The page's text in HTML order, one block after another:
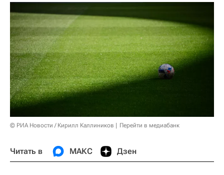
© РИА Новости / Кирилл Каллиников Перейти в медиабанк
Читать в МАКС Дзен